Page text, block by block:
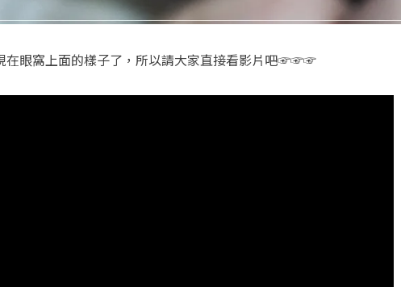
在眼窩上面的樣子了，所以請大家直接看影片吧☞☞☞